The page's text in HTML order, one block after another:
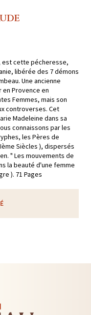
est cette pécheresse,
libérée des 7 démons
Une ancienne
en Provence en
Femmes, mais son
controverses. Cet
Madeleine dans sa
connaissons par les
les Pères de
Siècles ), dispersés
" Les mouvements de
la beauté d'une femme
). 71 Pages